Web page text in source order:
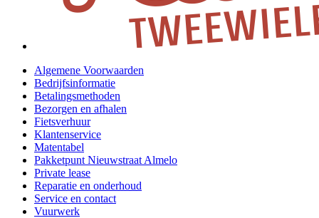
Algemene Voorwaarden
Bedrijfsinformatie
Betalingsmethoden
Bezorgen en afhalen
Fietsverhuur
Klantenservice
Matentabel
Pakketpunt Nieuwstraat Almelo
Private lease
Reparatie en onderhoud
Service en contact
Vuurwerk